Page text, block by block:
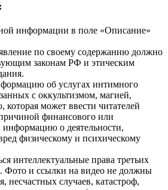
информации в поле «Описание»
по своему содержанию должно
законам РФ и этическим
об услугах интимного
с оккультизмом, магией,
может ввести читателей
финансового или
информацию о деятельности,
физическому и психическому
интеллектуальные права третьих
Фото и ссылки на видео не должны
несчастных случаев, катастроф,